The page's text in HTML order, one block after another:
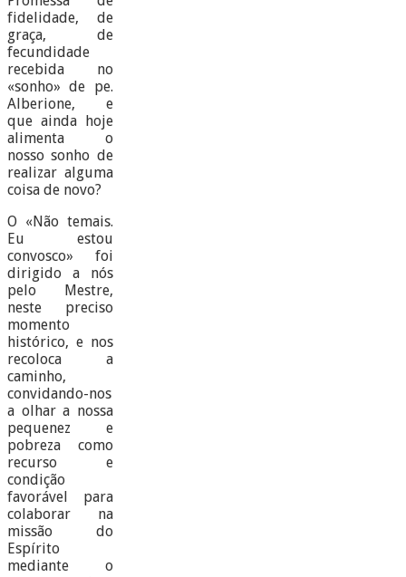
fidelidade, de
graça, de
fecundidade
recebida no
«sonho» de pe.
Alberione, e
que ainda hoje
alimenta o
nosso sonho de
realizar alguma
coisa de novo?
O «Não temais.
Eu estou
convosco» foi
dirigido a nós
pelo Mestre,
neste preciso
momento
histórico, e nos
recoloca a
caminho,
convidando-nos
a olhar a nossa
pequenez e
pobreza como
recurso e
condição
favorável para
colaborar na
missão do
Espírito
mediante o